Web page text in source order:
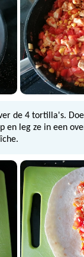
de 4 tortilla's.
en leg ze in een